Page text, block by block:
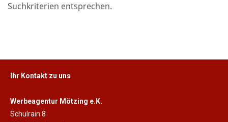
Suchkriterien entsprechen.
Ihr Kontakt zu uns
Werbeagentur Mötzing e.K.
Schulrain 8